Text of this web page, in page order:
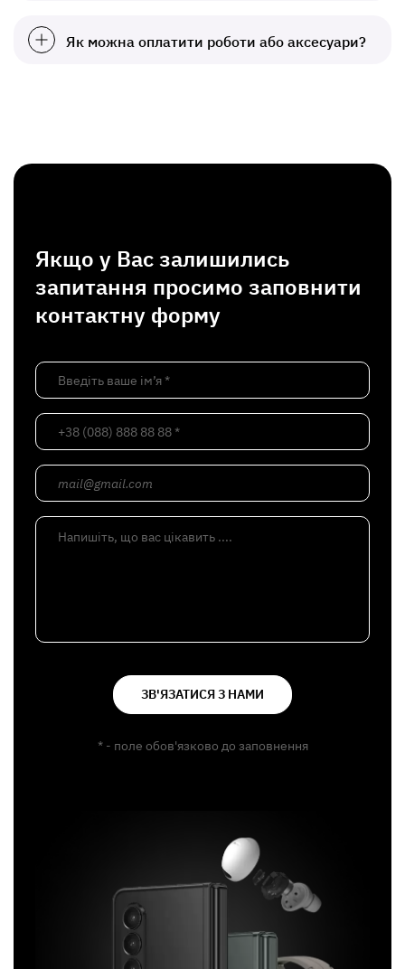
Як можна оплатити роботи або аксесуари?
Якщо у Вас залишились
запитання просимо заповнити
контактну форму
Введіть ваше ім’я *
+38 (088) 888 88 88 *
mail@gmail.com
Напишіть, що вас цікавить ....
ЗВ'ЯЗАТИСЯ З НАМИ
* - поле обов'язково до заповнення